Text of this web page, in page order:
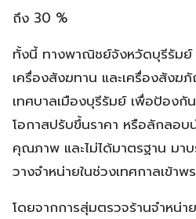
ถึง 30 %
ทั้งนี้ ทางพาณิชย์จังหวัดบุรีรัมย์
เครื่องสังฆทาน และเครื่องสังฆ
เทศบาลเมืองบุรีรัมย์ เพื่อป้องกั
โอกาสปรับขึ้นราคา หรือลักลอ
คุณภาพ และไม่ได้มาตรฐาน มา
วางจำหน่ายในช่วงเทศกาลเข้า
โดยจากการสุ่มตรวจร้านจำหน่